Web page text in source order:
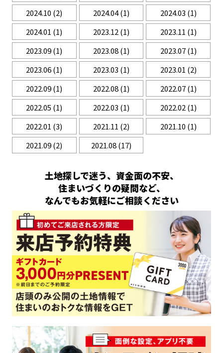
2024.10 (2) 2024.04(1) 2024.03 (1)
2024.01 (1) 2023.12(1) 2023.11 (1)
2023.09(1) 2023.08(1) 2023.07(1)
2023.06(1) 2023.03 (1) 2023.01 (2)
2022.09(1) 2022.08(1) 2022.07(1)
2022.05 (1) 2022.03 (1) 2022.02(1)
2022.01 (3) 2021.11 (2) 2021.10 (1)
2021.09(2) 2021.08(17)
土地探しで迷う、資金面の不安、
住まいづくりの疑問など、
なんでもお気軽にご相談ください